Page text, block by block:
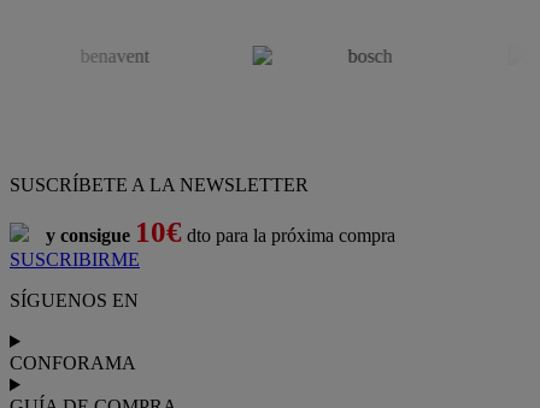
SUSCRÍBETE A LA NEWSLETTER
y consigue 10€ dto para la próxima compra
SUSCRIBIRME
SÍGUENOS EN
CONFORAMA